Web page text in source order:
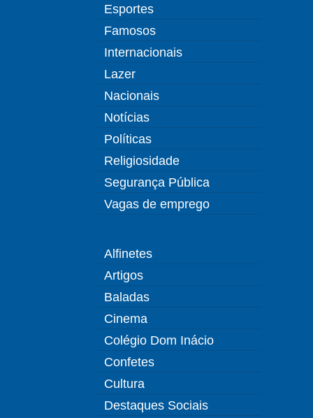
Esportes
Famosos
Internacionais
Lazer
Nacionais
Notícias
Políticas
Religiosidade
Segurança Pública
Vagas de emprego
Alfinetes
Artigos
Baladas
Cinema
Colégio Dom Inácio
Confetes
Cultura
Destaques Sociais